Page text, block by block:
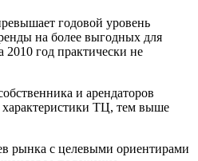
годовой уровень
на более выгодных для
год практически не
и арендаторов
характеристики ТЦ, тем выше
рынка с целевыми ориентирами